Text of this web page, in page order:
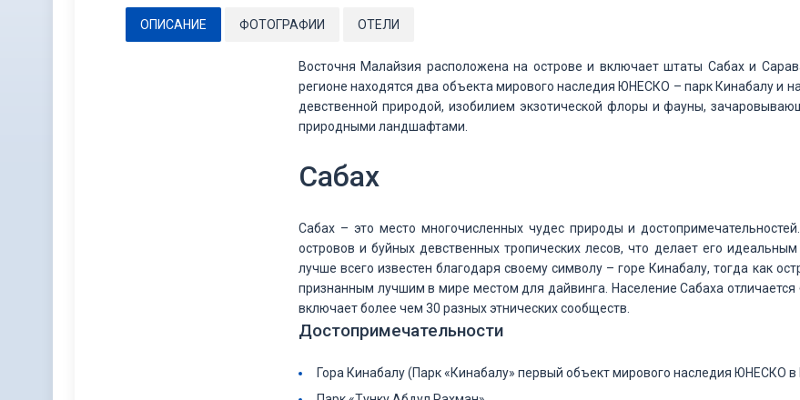
ОПИСАНИЕ ФОТОГРАФИИ ОТЕЛИ
Восточня Малайзия расположена на острове и включает штаты Сабах и
регионе находятся два объекта мирового наследия ЮНЕСКО – парк Кинабалу и
девственной природой, изобилием экзотической флоры и фауны,
природными ландшафтами.
Сабах
Сабах – это место многочисленных чудес природы и
островов и буйных девственных тропических лесов, что делает его
лучше всего известен благодаря своему символу – горе Кинабалу, тогда как
признанным лучшим в мире местом для дайвинга. Население Сабаха
включает более чем 30 разных этнических сообществ.
Достопримечательности
Гора Кинабалу (Парк «Кинабалу» первый объект мирового наследия ЮНЕСКО